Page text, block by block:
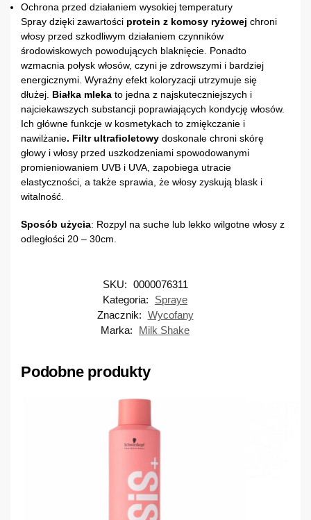
Ochrona przed działaniem wysokiej temperatury
Spray dzięki zawartości protein z komosy ryżowej chroni
włosy przed szkodliwym działaniem czynników
środowiskowych powodujących blaknięcie. Ponadto
wzmacnia połysk włosów, czyni je zdrowszymi i bardziej
energicznymi. Wyraźny efekt koloryzacji utrzymuje się
dłużej. Białka mleka to jedna z najskuteczniejszych i
najciekawszych substancji poprawiających kondycję włosów.
Ich główne funkcje w kosmetykach to zmiękczanie i
nawilżanie. Filtr ultrafioletowy doskonale chroni skórę
głowy i włosy przed uszkodzeniami spowodowanymi
promieniowaniem UVB i UVA, zapobiega utracie
elastyczności, a także sprawia, że ​​włosy zyskują blask i
witalność.
Sposób użycia: Rozpyl na suche lub lekko wilgotne włosy z
odległości 20 – 30cm.
SKU: 0000076311
Kategoria:
Spraye
Znacznik: Wycofany
Marka:
Milk Shake
Podobne produkty